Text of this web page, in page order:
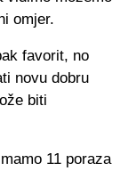
omjer.
favorit, no
novu dobru
biti
11 poraza